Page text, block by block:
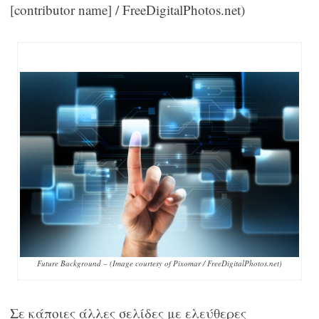
[contributor name] / FreeDigitalPhotos.net)
Future Background – (Image courtesy of Pixomar / FreeDigitalPhotos.net)
Σε κάποιες άλλες σελίδες με ελεύθερες